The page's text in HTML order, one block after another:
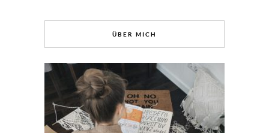
ÜBER MICH